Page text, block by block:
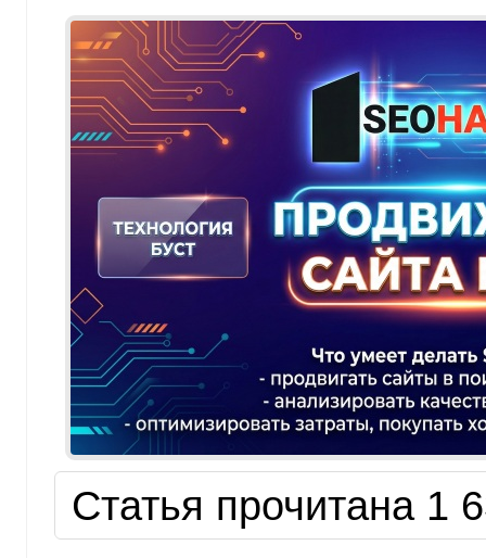
Статья прочитана 1